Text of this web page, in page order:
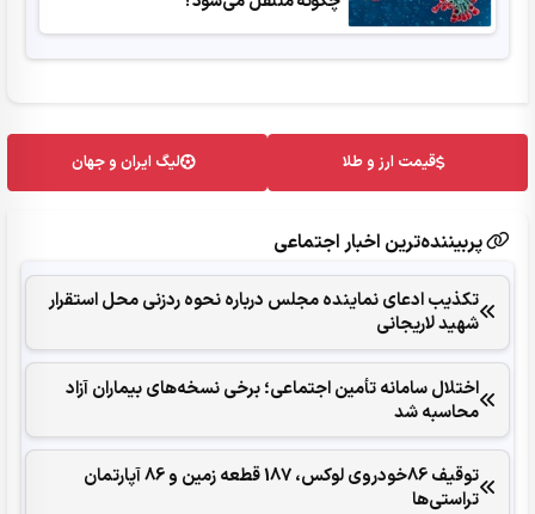
قیمت ارز و طلا لیگ ایران و جهان
پربیننده‌ترین اخبار اجتماعی
تکذیب ادعای نماینده مجلس درباره نحوه ردزنی محل استقرار
شهید لاریجانی
اختلال سامانه تأمین اجتماعی؛ برخی نسخه‌های بیماران آزاد
محاسبه شد
توقیف 86خودروی لوکس، 187 قطعه زمین و 86 آپارتمان
تراستی‌ها